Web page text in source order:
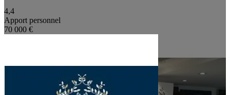
4,4
Apport personnel
70 000 €